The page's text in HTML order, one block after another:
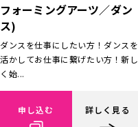
フォーミングアーツ／ダン
ス)
ダンスを仕事にしたい方！ダンスを
活かしてお仕事に繋げたい方！新し
く始...
申し込む 詳しく見る